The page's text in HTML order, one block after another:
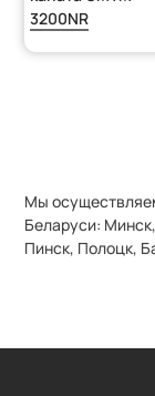
3200NR
Мы
Беларуси:
Пинск, Полоцк,